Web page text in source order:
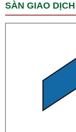
SÀN GIAO DỊCH